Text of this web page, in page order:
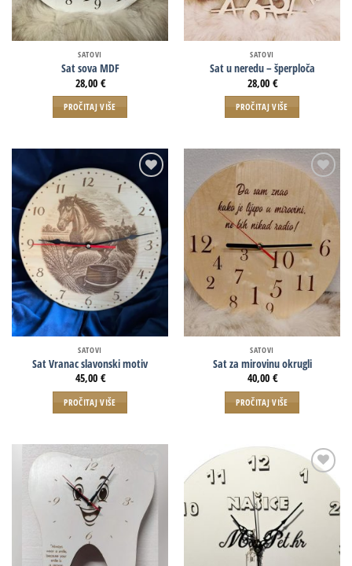
SATOVI
Sat sova MDF
28,00 €
PROČITAJ VIŠE
SATOVI
Sat u neredu – šperploča
28,00 €
PROČITAJ VIŠE
SATOVI
Sat Vranac slavonski motiv
45,00 €
PROČITAJ VIŠE
SATOVI
Sat za mirovinu okrugli
40,00 €
PROČITAJ VIŠE